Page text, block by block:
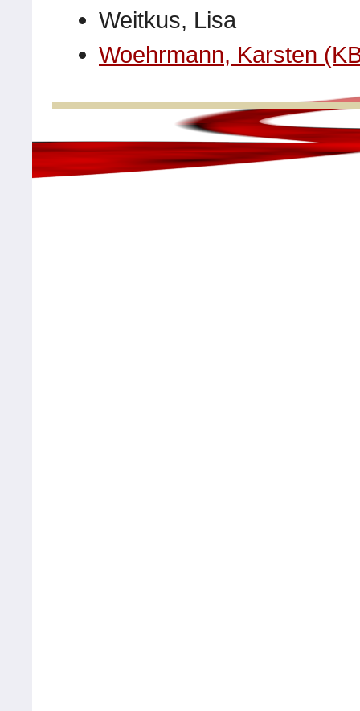
Weitkus, Lisa
Woehrmann, Karsten